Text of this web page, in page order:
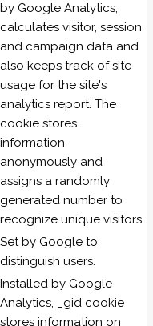
by Google Analytics,
calculates visitor, session
and campaign data and
also keeps track of site
usage for the site's
analytics report. The
cookie stores
information
anonymously and
assigns a randomly
generated number to
recognize unique visitors.
Set by Google to
distinguish users.
Installed by Google
Analytics, _gid cookie
stores information on